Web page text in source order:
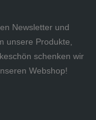
Newsletter und
unsere Produkte,
schenken wir
Webshop!